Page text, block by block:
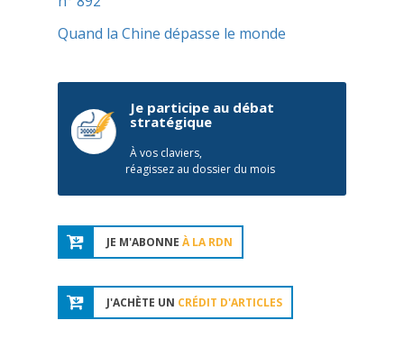
Quand la Chine dépasse le monde
Je participe au débat
stratégique
À vos claviers,
réagissez au dossier du mois
JE M'ABONNE À LA RDN
J'ACHÈTE UN CRÉDIT D'ARTICLES